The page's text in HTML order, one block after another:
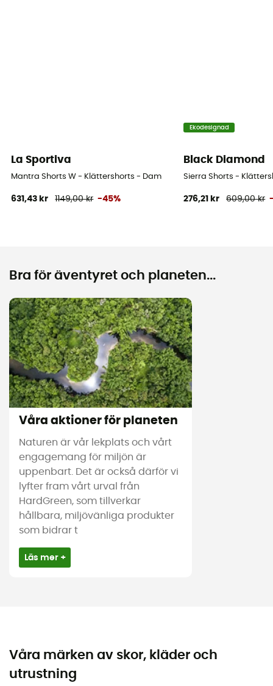
La Sportiva
Mantra Shorts W - Klättershorts - Dam
631,43 kr 1149,00 kr -45%
Ekodesignad
Black Diamond
Sierra Shorts -
276,21 kr 609,00 kr
Bra för äventyret och planeten...
Våra aktioner för planeten
Naturen är vår lekplats och vårt
engagemang för miljön är
uppenbart. Det är också därför vi
lyfter fram vårt urval från
HardGreen, som tillverkar
hållbara, miljövänliga produkter
som bidrar t
Läs mer +
Våra märken av skor, kläder och
utrustning